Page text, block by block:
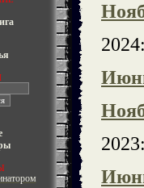
2024:
2023: